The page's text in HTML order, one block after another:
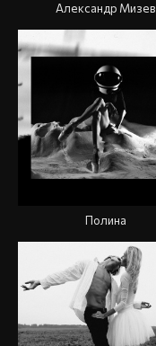
Александр Мизев
Полина